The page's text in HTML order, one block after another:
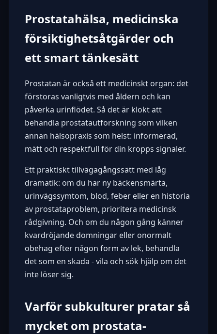
Prostatahälsa, medicinska
försiktighetsåtgärder och
ett smart tänkesätt
Prostatan är också ett medicinskt organ: det
förstoras vanligtvis med åldern och kan
påverka urinflödet. Så det är klokt att
behandla prostatautforskning som vilken
annan hälsopraxis som helst: informerad,
mätt och respektfull för din kropps signaler.
Ett praktiskt tillvägagångssätt med låg
dramatik: om du har ny bäckensmärta,
urinvägssymtom, blod, feber eller en historia
av prostataproblem, prioritera medicinsk
rådgivning. Och om du någon gång känner
kvardröjande domningar eller onormalt
obehag efter någon form av lek, behandla
det som en skada - vila och sök hjälp om det
inte löser sig.
Varför subkulturer pratar så
mycket om prostata-